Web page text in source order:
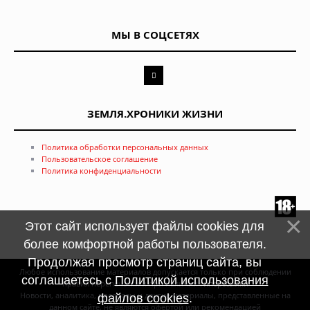
МЫ В СОЦСЕТЯХ
ЗЕМЛЯ.ХРОНИКИ ЖИЗНИ
Политика обработки персональных данных
Пользовательское соглашение
Политика конфиденциальности
Любое использование материалов допускается только при соблюдении
правил перепечатки и при наличиигиперссылки
Новости, аналитика, прогнозы и другие материалы, представленные на
данном сайте, не являются офертой или рекомендацией
Этот сайт использует файлы cookies для
более комфортной работы пользователя.
Продолжая просмотр страниц сайта, вы
соглашаетесь сПолитикой использования
файлов cookies.